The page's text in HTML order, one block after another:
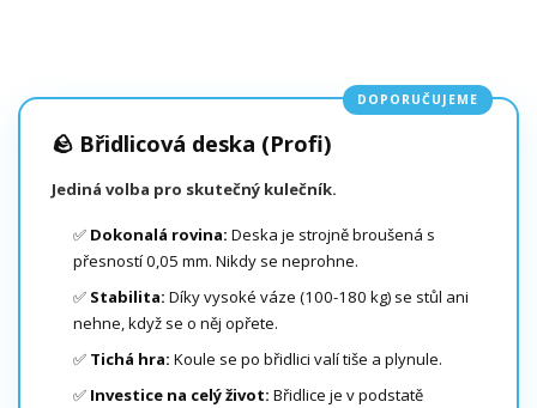
DOPORUČUJEME
🪨 Břidlicová deska (Profi)
Jediná volba pro skutečný kulečník.
✅ Dokonalá rovina: Deska je strojně broušená s
přesností 0,05 mm. Nikdy se neprohne.
✅ Stabilita: Díky vysoké váze (100-180 kg) se stůl ani
nehne, když se o něj opřete.
✅ Tichá hra: Koule se po břidlici valí tiše a plynule.
✅ Investice na celý život: Břidlice je v podstatě